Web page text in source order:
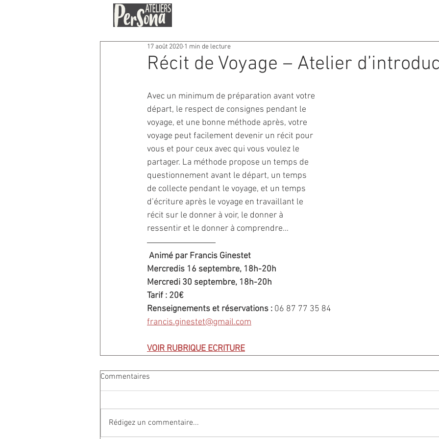
Récit de Voyage – Atelier
17 août 2020 1 min de lecture
Avec un minimum de préparation avant votre
départ, le respect de consignes pendant le
voyage, et une bonne méthode après, votre
voyage peut facilement devenir un récit pour
vous et pour ceux avec qui vous voulez le
partager. La méthode propose un temps de
questionnement avant le départ, un temps
de collecte pendant le voyage, et un temps
d’écriture après le voyage en travaillant le
récit sur le donner à voir, le donner à
ressentir et le donner à comprendre…
Animé par Francis Ginestet
Mercredis 16 septembre, 18h-20h
Mercredi 30 septembre, 18h-20h
Tarif : 20€
Renseignements et réservations : 06 87 77 35 84
francis.ginestet@gmail.com
VOIR RUBRIQUE ECRITURE
Commentaires
Rédigez un commentaire...